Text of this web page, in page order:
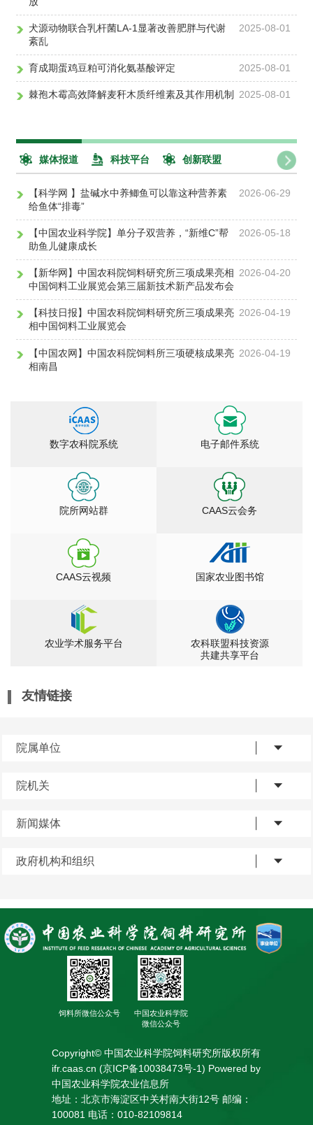
2025-08-01
犬源动物联合乳杆菌LA-1显著改善肥胖与代谢
紊乱
2025-08-01
育成期蛋鸡豆粕可消化氨基酸评定
2025-08-01
棘孢木霉高效降解麦秆木质纤维素及其作用机制
媒体报道 科技平台 创新联盟
2026-06-29
【科学网 】盐碱水中养鲫鱼可以靠这种营养素
给鱼体“排毒”
2026-05-18
【中国农业科学院】单分子双营养，“新维C”帮
助鱼儿健康成长
2026-04-20
【新华网】中国农科院饲料研究所三项成果亮相
中国饲料工业展览会第三届新技术新产品发布会
2026-04-19
【科技日报】中国农科院饲料研究所三项成果亮
相中国饲料工业展览会
2026-04-19
【中国农网】中国农科院饲料所三项硬核成果亮
相南昌
数字农科院系统 电子邮件系统
院所网站群 CAAS云会务
CAAS云视频 国家农业图书馆
农业学术服务平台
农科联盟科技资源
共建共享平台
友情链接
院属单位
院机关
新闻媒体
政府机构和组织
饲料所微信公众号
中国农业科学院
微信公众号
Copyright© 中国农业科学院饲料研究所版权所有
ifr.caas.cn (京ICP备10038473号-1) Powered by
中国农业科学院农业信息所
地址：北京市海淀区中关村南大街12号 邮编：
100081 电话：010-82109814